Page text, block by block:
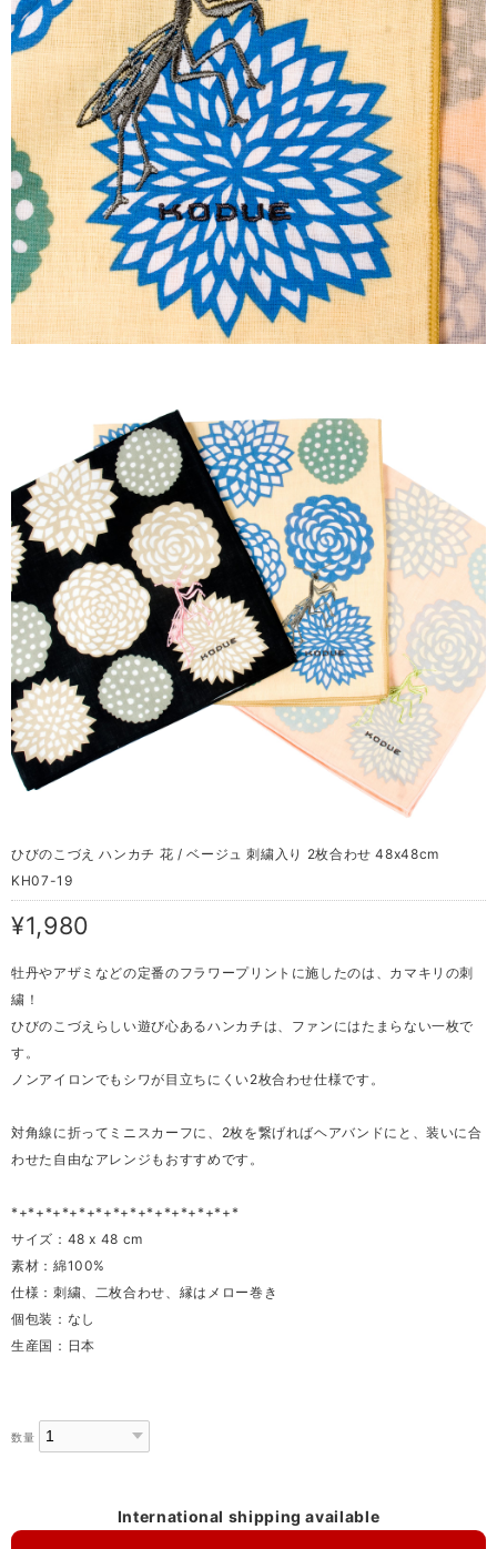
ひびのこづえ ハンカチ 花 / ベージュ 刺繍入り 2枚合わせ 48x48cm
KH07-19
¥1,980
牡丹やアザミなどの定番のフラワープリントに施したのは、カマキリの刺
繍！
ひびのこづえらしい遊び心あるハンカチは、ファンにはたまらない一枚で
す。
ノンアイロンでもシワが目立ちにくい2枚合わせ仕様です。
対角線に折ってミニスカーフに、2枚を繋げればヘアバンドにと、装いに合
わせた自由なアレンジもおすすめです。
*+*+*+*+*+*+*+*+*+*+*+*+*+*
サイズ：48 x 48 cm
素材：綿100%
仕様：刺繍、二枚合わせ、縁はメロー巻き
個包装：なし
生産国：日本
数量
International shipping available